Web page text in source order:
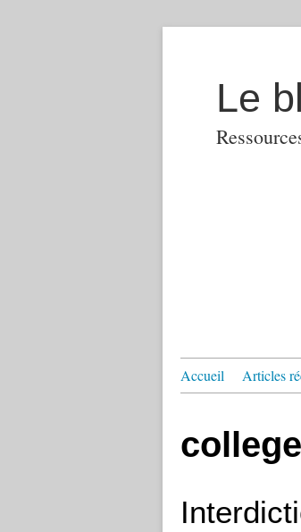
Le
Accueil Articles